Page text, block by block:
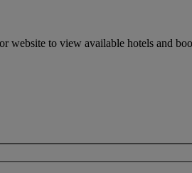
website to view available hotels and